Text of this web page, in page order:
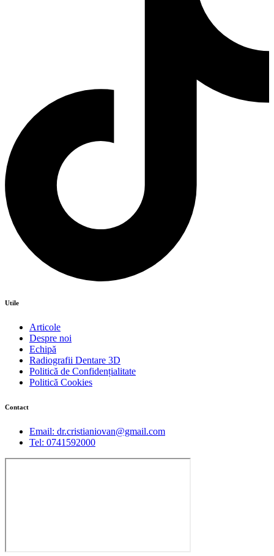
Utile
Articole
Despre noi
Echipă
Radiografii Dentare 3D
Politică de Confidențialitate
Politică Cookies
Contact
Email: dr.cristianiovan@gmail.com
Tel: 0741592000